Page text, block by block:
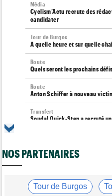
Média
Cyclism’Actu recrute des
candidater
Tour de Burgos
A quelle heure et sur quelle
Route
Quels seront les prochains
Route
Anton Schiffer à nouveau
Transfert
Soudal Quick-Step a recruté
d'éboulements
United Series"
NOS PARTENAIRES
Tour de Burgos